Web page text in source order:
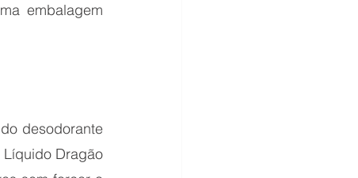
embalagem
desodorante
Dragão